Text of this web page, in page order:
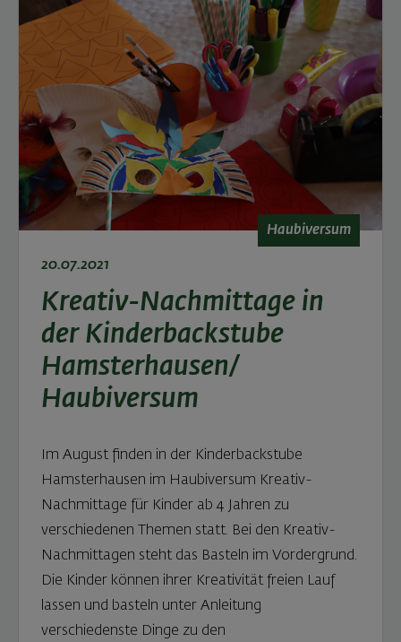
Haubiversum
20.07.2021
Kreativ-Nachmittage in
der Kinderbackstube
Hamsterhausen/
Haubiversum
Im August finden in der Kinderbackstube
Hamsterhausen im Haubiversum Kreativ-
Nachmittage für Kinder ab 4 Jahren zu
verschiedenen Themen statt. Bei den Kreativ-
Nachmittagen steht das Basteln im Vordergrund.
Die Kinder können ihrer Kreativität freien Lauf
lassen und basteln unter Anleitung
verschiedenste Dinge zu den